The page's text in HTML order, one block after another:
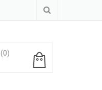
(0)